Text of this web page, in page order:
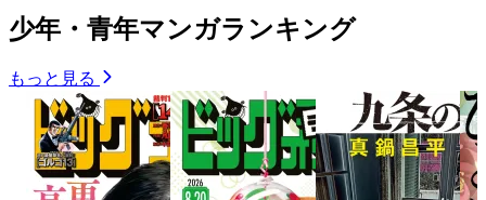
少年・青年マンガランキング
もっと見る